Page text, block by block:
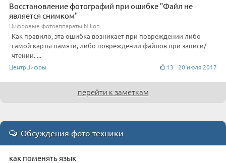
Восстановление фотографий при ошибке "Файл не
является снимком"
Цифровые фотоаппараты Nikon
Как правило, эта ошибка возникает при повреждении либо
самой карты памяти, либо повреждении файлов при записи/
чтении. ...
ЦентрЦифры 13 20 июля 2017
перейти к заметкам
Обсуждения фото-техники
как поменять язык